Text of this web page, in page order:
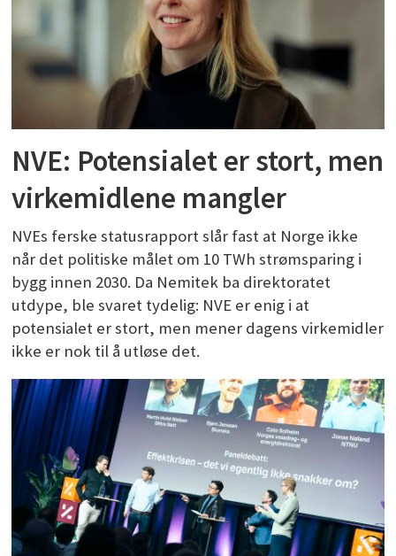
NVE: Potensialet er stort, men
virkemidlene mangler
NVEs ferske statusrapport slår fast at Norge ikke
når det politiske målet om 10 TWh strømsparing i
bygg innen 2030. Da Nemitek ba direktoratet
utdype, ble svaret tydelig: NVE er enig i at
potensialet er stort, men mener dagens virkemidler
ikke er nok til å utløse det.